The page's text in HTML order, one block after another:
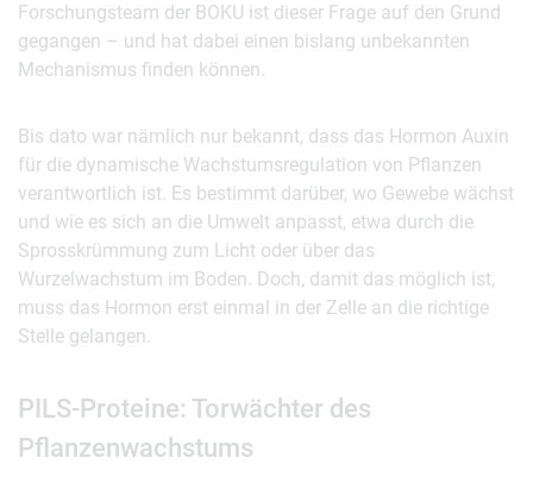
Forschungsteam der BOKU ist dieser Frage auf den Grund
gegangen – und hat dabei einen bislang unbekannten
Mechanismus finden können.
Bis dato war nämlich nur bekannt, dass das Hormon Auxin
für die dynamische Wachstumsregulation von Pflanzen
verantwortlich ist. Es bestimmt darüber, wo Gewebe wächst
und wie es sich an die Umwelt anpasst, etwa durch die
Sprosskrümmung zum Licht oder über das
Wurzelwachstum im Boden. Doch, damit das möglich ist,
muss das Hormon erst einmal in der Zelle an die richtige
Stelle gelangen.
PILS-Proteine: Torwächter des
Pflanzenwachstums